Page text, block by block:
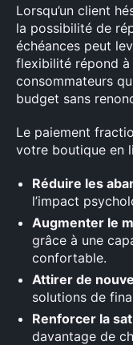
Lorsqu’un client
la possibilité de
échéances peut
flexibilité répond
consommateurs
budget sans
Le paiement
votre boutique en
Réduire les
l’impact
Augmenter le
grâce à une
confortable.
Attirer de
solutions de
Renforcer la
davantage de